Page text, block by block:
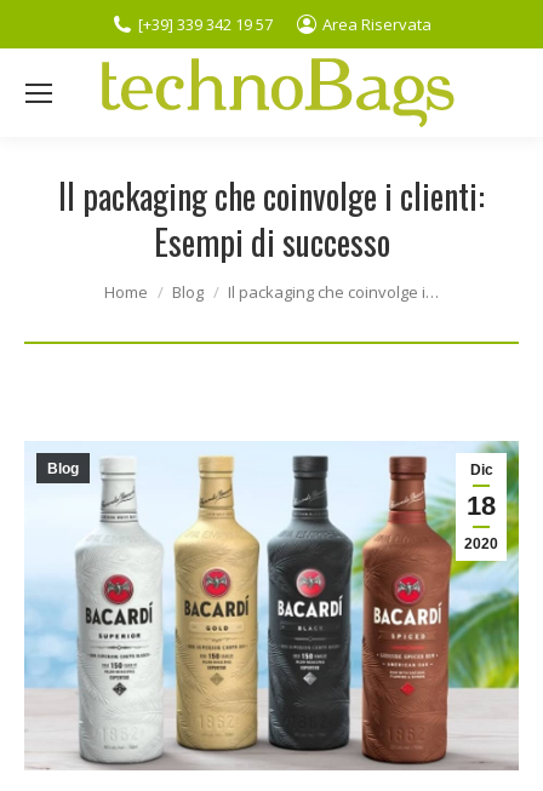
[+39] 339 342 19 57 Area Riservata
Il packaging che coinvolge i clienti:
Esempi di successo
You are here:
Home Blog Il packaging che coinvolge i…
Dic
18
2020
Blog